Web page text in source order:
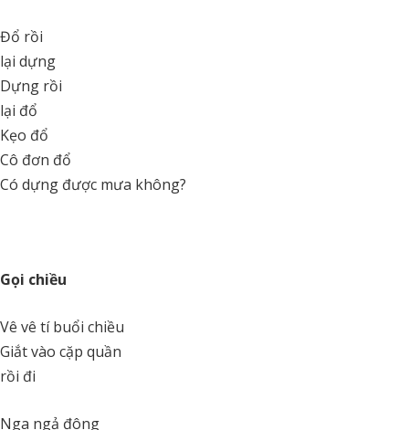
Đổ rồi
lại dựng
Dựng rồi
lại đổ
Kẹo đổ
Cô đơn đổ
Có dựng được mưa không?
Gọi chiều
Vê vê tí buổi chiều
Giắt vào cặp quần
rồi đi
Nga ngả đông